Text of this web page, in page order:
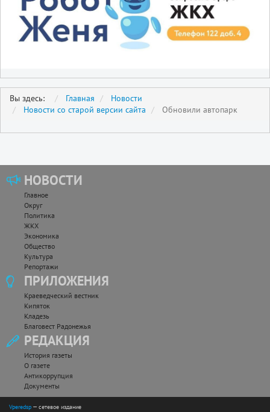
Вы здесь: Главная
Новости
Новости со старой версии сайта
Обновили автопарк
НОВОСТИ
Главное
Округ
Политика
ЖКХ
Экономика
Общество
Культура
Репортажи
ПРИЛОЖЕНИЯ
Краеведческий вестник
Кипяток
Кладезь
Благовест Радонежья
РЕДАКЦИЯ
История газеты
О газете
Антикоррупция
Документы
Vperedsp — сетевое издание